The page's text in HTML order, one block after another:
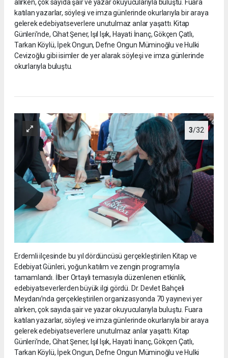
alırken, çok sayıda şair ve yazar okuyucularıyla buluştu. Fuara
katılan yazarlar, söyleşi ve imza günlerinde okurlarıyla bir araya
gelerek edebiyatseverlere unutulmaz anlar yaşattı. Kitap
Günleri’nde, Cihat Şener, Işıl Işık, Hayati İnanç, Gökçen Çatlı,
Tarkan Köylü, İpek Ongun, Defne Ongun Müminoğlu ve Hulki
Cevizoğlu gibi isimler de yer alarak söyleşi ve imza günlerinde
okurlarıyla buluştu.
3/32
Erdemli ilçesinde bu yıl dördüncüsü gerçekleştirilen Kitap ve
Edebiyat Günleri, yoğun katılım ve zengin programıyla
tamamlandı. İlber Ortaylı temasıyla düzenlenen etkinlik,
edebiyatseverlerden büyük ilgi gördü. Dr. Devlet Bahçeli
Meydanı’nda gerçekleştirilen organizasyonda 70 yayınevi yer
alırken, çok sayıda şair ve yazar okuyucularıyla buluştu. Fuara
katılan yazarlar, söyleşi ve imza günlerinde okurlarıyla bir araya
gelerek edebiyatseverlere unutulmaz anlar yaşattı. Kitap
Günleri’nde, Cihat Şener, Işıl Işık, Hayati İnanç, Gökçen Çatlı,
Tarkan Köylü, İpek Ongun, Defne Ongun Müminoğlu ve Hulki